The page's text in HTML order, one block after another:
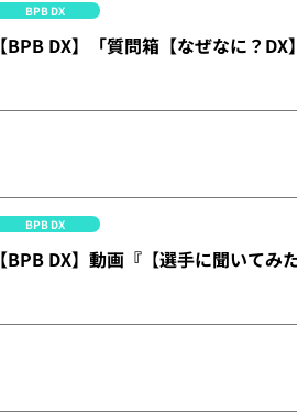
BPB DX
【BPB DX】「質問箱【なぜなに？
BPB DX
【BPB DX】動画『【選手に聞いて